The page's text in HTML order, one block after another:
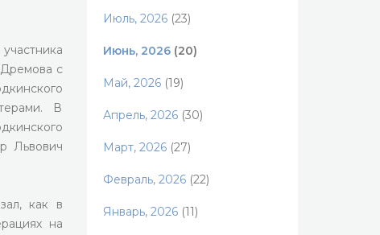
с
В
Львович
как в
на
Июль, 2026(23)
Июнь, 2026(20)
Май, 2026(19)
Апрель, 2026(30)
Март, 2026(27)
Февраль, 2026(22)
Январь, 2026(11)